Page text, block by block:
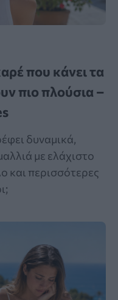
που κάνει τα
πιο πλούσια –
δυναμικά,
με ελάχιστο
και περισσότερες